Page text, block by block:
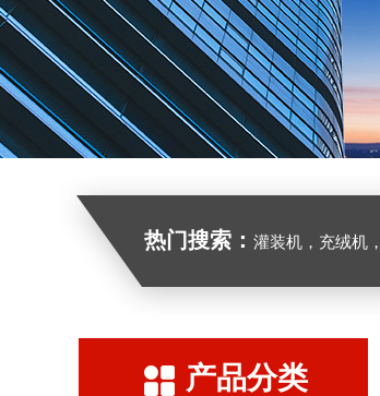
热门搜索： 灌装机，充绒机
产品分类